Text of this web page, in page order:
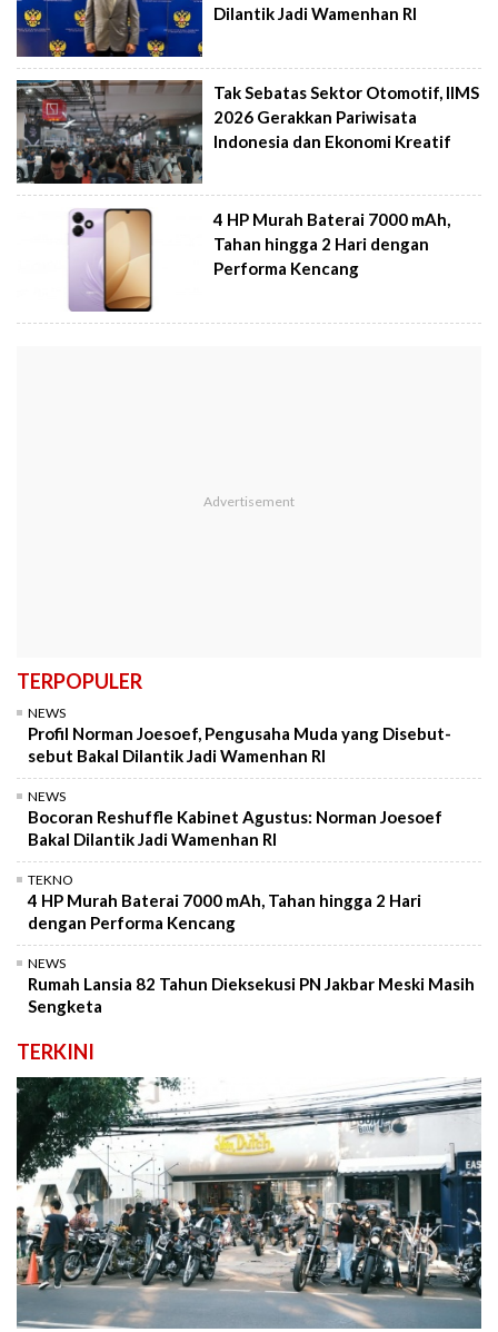
Dilantik Jadi Wamenhan RI
Tak Sebatas Sektor Otomotif, IIMS
2026 Gerakkan Pariwisata
Indonesia dan Ekonomi Kreatif
4 HP Murah Baterai 7000 mAh,
Tahan hingga 2 Hari dengan
Performa Kencang
TERPOPULER
NEWS
Profil Norman Joesoef, Pengusaha Muda yang Disebut-
sebut Bakal Dilantik Jadi Wamenhan RI
NEWS
Bocoran Reshuffle Kabinet Agustus: Norman Joesoef
Bakal Dilantik Jadi Wamenhan RI
TEKNO
4 HP Murah Baterai 7000 mAh, Tahan hingga 2 Hari
dengan Performa Kencang
NEWS
Rumah Lansia 82 Tahun Dieksekusi PN Jakbar Meski Masih
Sengketa
TERKINI